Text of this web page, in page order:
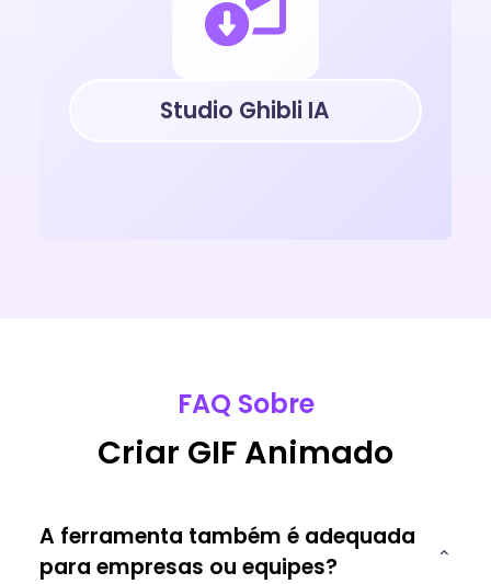
Studio Ghibli IA
FAQ Sobre
Criar GIF Animado
A ferramenta também é adequada
para empresas ou equipes?